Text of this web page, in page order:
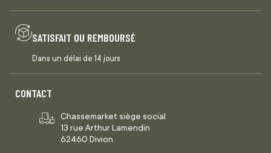
SATISFAIT OU REMBOURSÉ
Dans un délai de 14 jours
CONTACT
Chassemarket siège social
13 rue Arthur Lamendin
62460 Divion